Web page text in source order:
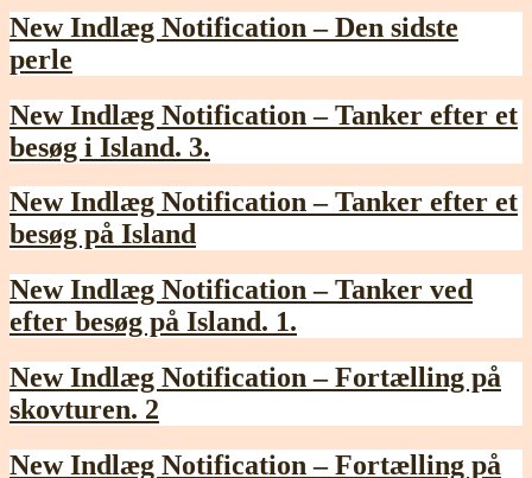
New Indlæg Notification – Den sidste
perle
New Indlæg Notification – Tanker efter et
besøg i Island. 3.
New Indlæg Notification – Tanker efter et
besøg på Island
New Indlæg Notification – Tanker ved
efter besøg på Island. 1.
New Indlæg Notification – Fortælling på
skovturen. 2
New Indlæg Notification – Fortælling på